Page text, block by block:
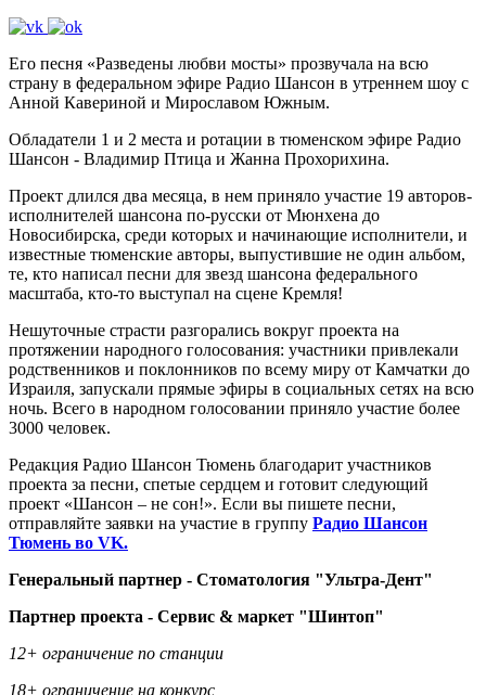
Его песня «Разведены любви мосты» прозвучала на всю
страну в федеральном эфире Радио Шансон в утреннем шоу с
Анной Кавериной и Мирославом Южным.
Обладатели 1 и 2 места и ротации в тюменском эфире Радио
Шансон - Владимир Птица и Жанна Прохорихина.
Проект длился два месяца, в нем приняло участие 19 авторов-
исполнителей шансона по-русски от Мюнхена до
Новосибирска, среди которых и начинающие исполнители, и
известные тюменские авторы, выпустившие не один альбом,
те, кто написал песни для звезд шансона федерального
масштаба, кто-то выступал на сцене Кремля!
Нешуточные страсти разгорались вокруг проекта на
протяжении народного голосования: участники привлекали
родственников и поклонников по всему миру от Камчатки до
Израиля, запускали прямые эфиры в социальных сетях на всю
ночь. Всего в народном голосовании приняло участие более
3000 человек.
Редакция Радио Шансон Тюмень благодарит участников
проекта за песни, спетые сердцем и готовит следующий
проект «Шансон – не сон!». Если вы пишете песни,
отправляйте заявки на участие в группу Радио Шансон
Тюмень во VK.
Генеральный партнер - Стоматология "Ультра-Дент"
Партнер проекта - Сервис & маркет "Шинтоп"
12+ ограничение по станции
18+ ограничение на конкурс